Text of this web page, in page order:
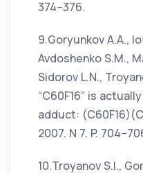
374–376.
9.Goryunkov A.A.,
Avdoshenko S.M.,
Sidorov L.N.,
“C60F16” is
adduct:
2007. N 7. P.
10.Troyanov S.I.,